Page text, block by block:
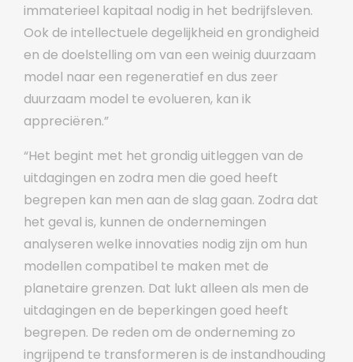
immaterieel kapitaal nodig in het bedrijfsleven.
Ook de intellectuele degelijkheid en grondigheid
en de doelstelling om van een weinig duurzaam
model naar een regeneratief en dus zeer
duurzaam model te evolueren, kan ik
appreciëren.”
“Het begint met het grondig uitleggen van de
uitdagingen en zodra men die goed heeft
begrepen kan men aan de slag gaan. Zodra dat
het geval is, kunnen de ondernemingen
analyseren welke innovaties nodig zijn om hun
modellen compatibel te maken met de
planetaire grenzen. Dat lukt alleen als men de
uitdagingen en de beperkingen goed heeft
begrepen. De reden om de onderneming zo
ingrijpend te transformeren is de instandhouding